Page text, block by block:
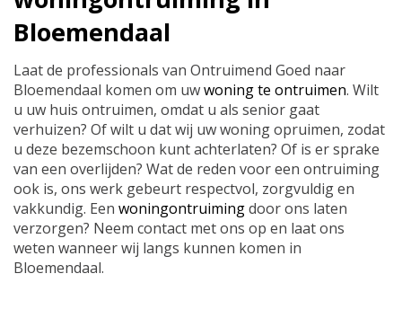
Bloemendaal
Laat de professionals van Ontruimend Goed naar
Bloemendaal komen om uwwoning te ontruimen. Wilt
u uw huis ontruimen, omdat u als senior gaat
verhuizen? Of wilt u dat wij uw woning opruimen, zodat
u deze bezemschoon kunt achterlaten? Of is er sprake
van een overlijden? Wat de reden voor een ontruiming
ook is, ons werk gebeurt respectvol, zorgvuldig en
vakkundig. Een woningontruimingdoor ons laten
verzorgen? Neem contact met ons op en laat ons
weten wanneer wij langs kunnen komen in
Bloemendaal.